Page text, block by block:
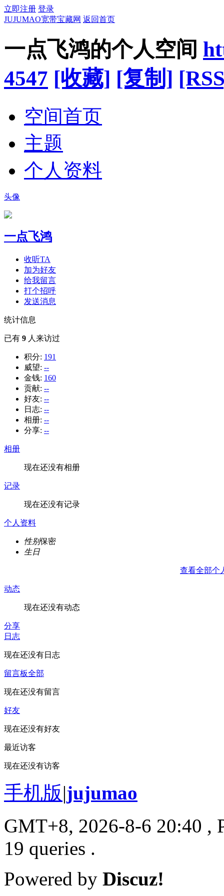
立即注册 登录
JUJUMAO宽带宝藏网 返回首页
一点飞鸿的个人空间
4547 [收藏] [复制]
空间首页
主题
个人资料
头像
一点飞鸿
收听TA
加为好友
给我留言
打个招呼
发送消息
统计信息
已有 9 人来访过
积分: 191
威望: --
金钱: 160
贡献: --
好友: --
日志: --
相册: --
分享: --
相册
现在还没有相册
记录
现在还没有记录
个人资料
性别保密
生日
查看全部个
动态
现在还没有动态
分享
日志
现在还没有日志
留言板全部
现在还没有留言
好友
现在还没有好友
最近访客
现在还没有访客
手机版|jujumao
GMT+8, 2026-8-6 20:40 ,
19 queries .
Powered by Discuz!